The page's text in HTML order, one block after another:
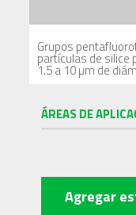
Grupos
partículas de silice
1.5 a 10 µm de
ÁREAS DE
Agregar